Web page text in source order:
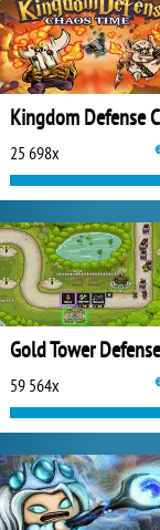
25 698x
Gold Tower Defense
59 564x